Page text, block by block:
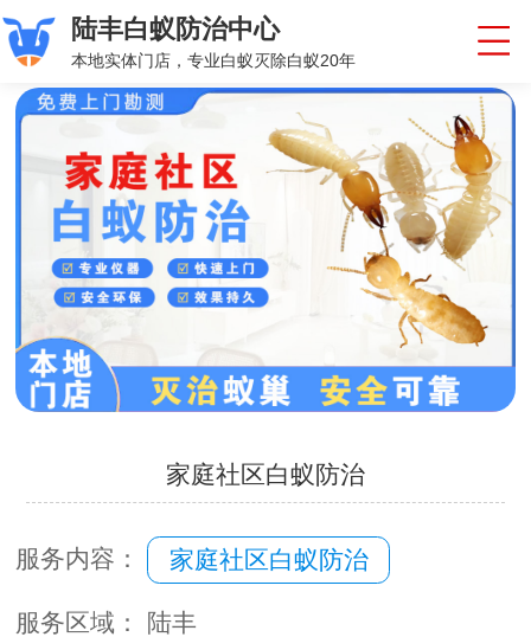
陆丰白蚁防治中心
本地实体门店，专业白蚁灭除白蚁20年
家庭社区白蚁防治
服务内容： 家庭社区白蚁防治
服务区域： 陆丰